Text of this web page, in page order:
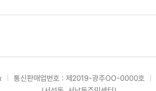
통신판매업번호 : 제2019-광주OO-0000호